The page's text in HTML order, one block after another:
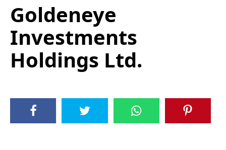
Goldeneye
Investments
Holdings Ltd.